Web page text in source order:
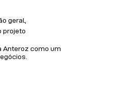
geral,
projeto
Anteroz como um